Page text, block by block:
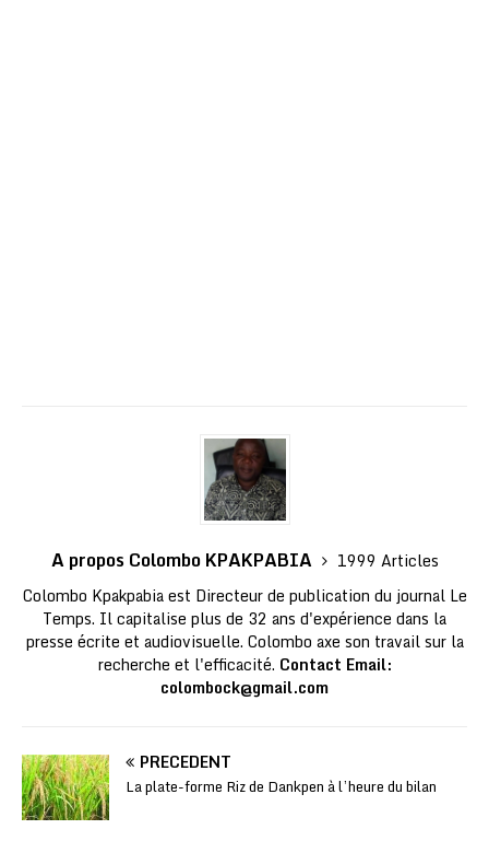
A propos Colombo KPAKPABIA
1999 Articles
Colombo Kpakpabia est Directeur de publication du journal Le
Temps. Il capitalise plus de 32 ans d'expérience dans la
presse écrite et audiovisuelle. Colombo axe son travail sur la
recherche et l'efficacité. Contact Email:
colombock@gmail.com
PRÉCÉDENT
La plate-forme Riz de Dankpen à l’heure du bilan